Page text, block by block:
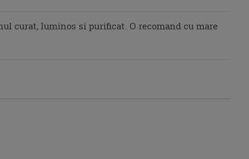
curat, luminos si purificat. O recomand cu mare